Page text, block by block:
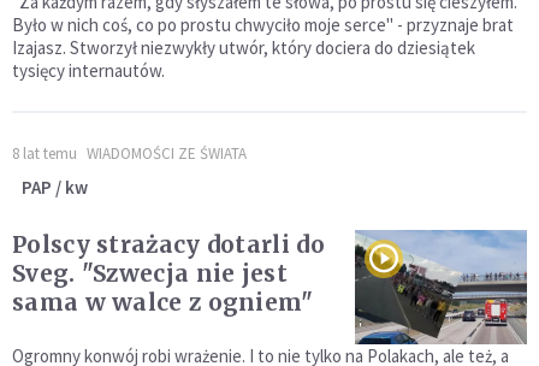
Było w nich coś, co po prostu chwyciło moje serce" - przyznaje brat
Izajasz. Stworzył niezwykły utwór, który dociera do dziesiątek
tysięcy internautów.
8 lat temu WIADOMOŚCI ZE ŚWIATA
PAP / kw
Polscy strażacy dotarli do
Sveg. "Szwecja nie jest
sama w walce z ogniem"
Ogromny konwój robi wrażenie. I to nie tylko na Polakach, ale też, a